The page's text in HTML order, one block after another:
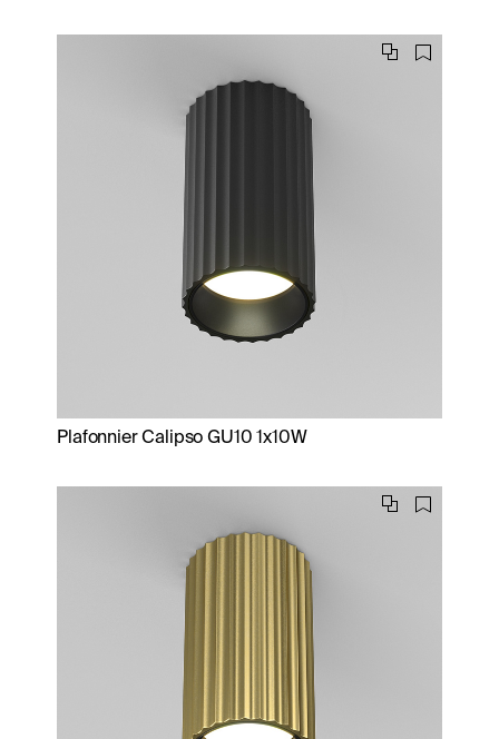
Plafonnier Calipso GU10 1x10W